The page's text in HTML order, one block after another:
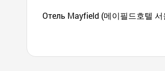
Отель Mayfield (메이필드호텔 서